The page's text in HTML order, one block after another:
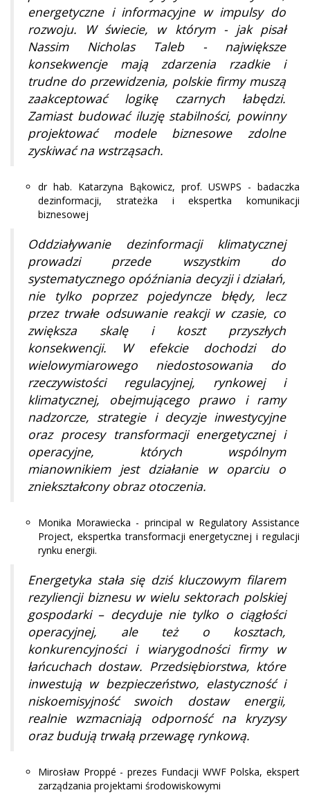
energetyczne i informacyjne w impulsy do
rozwoju. W świecie, w którym - jak pisał
Nassim Nicholas Taleb - największe
konsekwencje mają zdarzenia rzadkie i
trudne do przewidzenia, polskie firmy muszą
zaakceptować logikę czarnych łabędzi.
Zamiast budować iluzję stabilności, powinny
projektować modele biznesowe zdolne
zyskiwać na wstrząsach.
dr hab. Katarzyna Bąkowicz, prof. USWPS - badaczka
dezinformacji, strateżka i ekspertka komunikacji
biznesowej
Oddziaływanie dezinformacji klimatycznej
prowadzi przede wszystkim do
systematycznego opóźniania decyzji i działań,
nie tylko poprzez pojedyncze błędy, lecz
przez trwałe odsuwanie reakcji w czasie, co
zwiększa skalę i koszt przyszłych
konsekwencji. W efekcie dochodzi do
wielowymiarowego niedostosowania do
rzeczywistości regulacyjnej, rynkowej i
klimatycznej, obejmującego prawo i ramy
nadzorcze, strategie i decyzje inwestycyjne
oraz procesy transformacji energetycznej i
operacyjne, których wspólnym
mianownikiem jest działanie w oparciu o
zniekształcony obraz otoczenia.
Monika Morawiecka - principal w Regulatory Assistance
Project, ekspertka transformacji energetycznej i regulacji
rynku energii.
Energetyka stała się dziś kluczowym filarem
rezyliencji biznesu w wielu sektorach polskiej
gospodarki – decyduje nie tylko o ciągłości
operacyjnej, ale też o kosztach,
konkurencyjności i wiarygodności firmy w
łańcuchach dostaw. Przedsiębiorstwa, które
inwestują w bezpieczeństwo, elastyczność i
niskoemisyjność swoich dostaw energii,
realnie wzmacniają odporność na kryzysy
oraz budują trwałą przewagę rynkową.
Mirosław Proppé - prezes Fundacji WWF Polska, ekspert
zarządzania projektami środowiskowymi